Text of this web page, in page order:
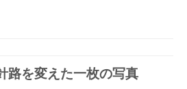
路を変えた一枚の写真